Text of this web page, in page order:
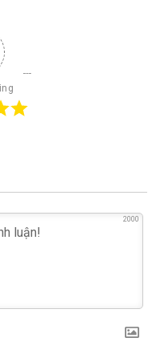
2000